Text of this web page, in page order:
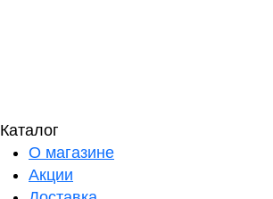
Каталог
О магазине
Акции